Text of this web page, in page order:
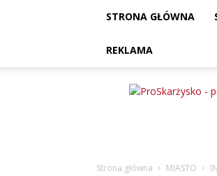
STRONA GŁÓWNA
REKLAMA
ProSkarżysko
Strona główna MIASTO